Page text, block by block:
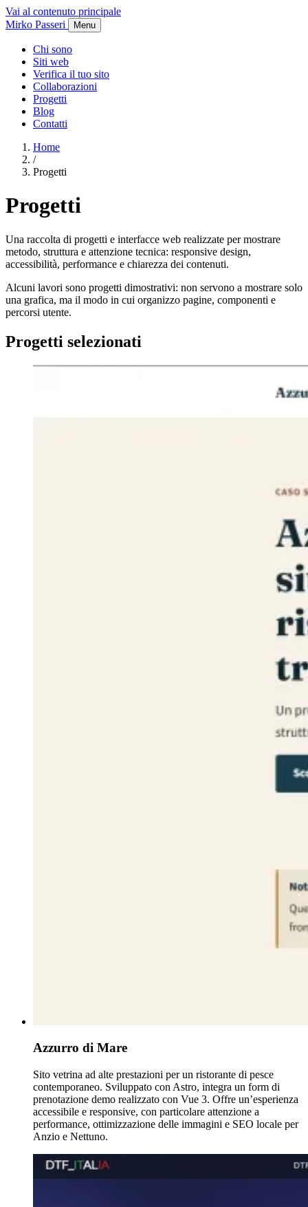
Vai al contenuto principale
Mirko Passeri
Menu
Chi sono
Siti web
Verifica il tuo sito
Collaborazioni
Progetti
Blog
Contatti
Home
/
Progetti
Progetti
Una raccolta di progetti e interfacce web realizzate per mostrare
metodo, struttura e attenzione tecnica: responsive design,
accessibilità, performance e chiarezza dei contenuti.
Alcuni lavori sono progetti dimostrativi: non servono a mostrare solo
una grafica, ma il modo in cui organizzo pagine, componenti e
percorsi utente.
Progetti selezionati
Azzurro di Mare
Sito vetrina ad alte prestazioni per un ristorante di pesce
contemporaneo. Sviluppato con Astro, integra un form di
prenotazione demo realizzato con Vue 3. Offre un’esperienza
accessibile e responsive, con particolare attenzione a
performance, ottimizzazione delle immagini e SEO locale per
Anzio e Nettuno.